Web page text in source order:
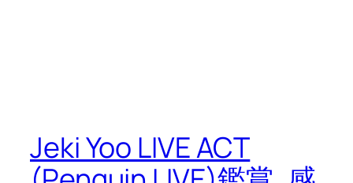
Jeki Yoo LIVE ACT